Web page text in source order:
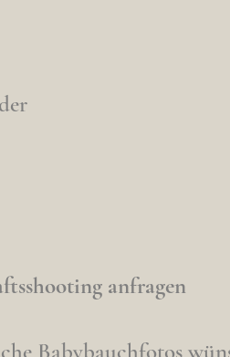
anfragen
Babybauchfotos